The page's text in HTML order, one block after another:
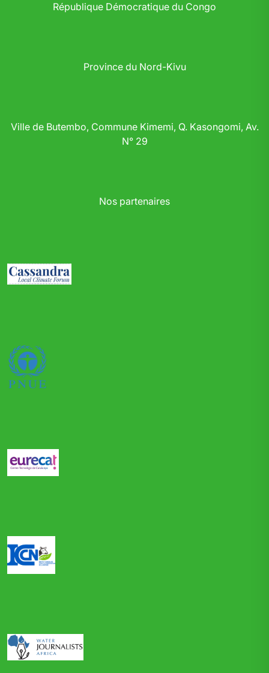
République Démocratique du Congo
Province du Nord-Kivu
Ville de Butembo, Commune Kimemi, Q. Kasongomi, Av.
N° 29
Nos partenaires